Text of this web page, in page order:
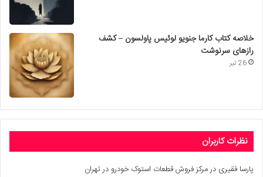
خلاصه کتاب کارما جنویو لوئیس پاولسون – کشف
رازهای سرنوشت
26 تیر
نظرات کاربران
پارسا فقیری درمرکز فروش قطعات استوک خودرو در تهران